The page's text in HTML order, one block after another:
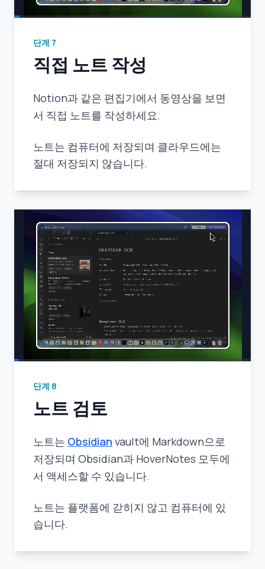
단계 7
직접 노트 작성
Notion과 같은 편집기에서 동영상을 보면
서 직접 노트를 작성하세요.
노트는 컴퓨터에 저장되며 클라우드에는
절대 저장되지 않습니다.
단계 8
노트 검토
노트는 Obsidian vault에 Markdown으로
저장되며 Obsidian과 HoverNotes 모두에
서 액세스할 수 있습니다.
노트는 플랫폼에 갇히지 않고 컴퓨터에 있
습니다.